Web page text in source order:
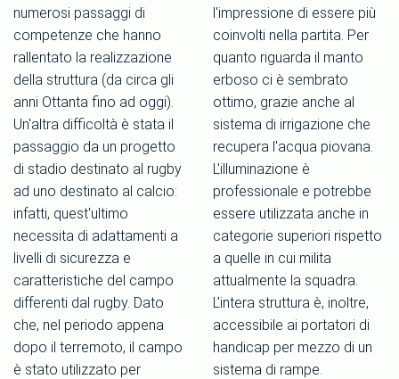
numerosi passaggi di
competenze che hanno
rallentato la realizzazione
della struttura (da circa gli
anni Ottanta fino ad oggi).
Un'altra difficoltà è stata il
passaggio da un progetto
di stadio destinato al rugby
ad uno destinato al calcio:
infatti, quest'ultimo
necessita di adattamenti a
livelli di sicurezza e
caratteristiche del campo
differenti dal rugby. Dato
che, nel periodo appena
dopo il terremoto, il campo
è stato utilizzato per
l'impressione di essere più
coinvolti nella partita. Per
quanto riguarda il manto
erboso ci è sembrato
ottimo, grazie anche al
sistema di irrigazione che
recupera l'acqua piovana.
L'illuminazione è
professionale e potrebbe
essere utilizzata anche in
categorie superiori rispetto
a quelle in cui milita
attualmente la squadra.
L'intera struttura è, inoltre,
accessibile ai portatori di
handicap per mezzo di un
sistema di rampe.